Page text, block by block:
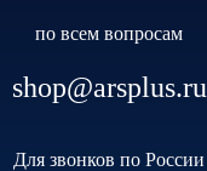
по всем вопросам
shop@arsplus.ru
Для звонков по России